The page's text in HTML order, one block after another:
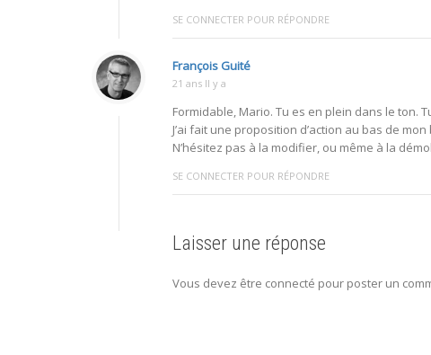
SE CONNECTER POUR RÉPONDRE
François Guité
21 ans Il y a
Formidable, Mario. Tu es en plein dans le ton.
J’ai fait une proposition d’action au bas de
N’hésitez pas à la modifier, ou même à la
SE CONNECTER POUR RÉPONDRE
Laisser une réponse
Vous devez être connecté pour poster un